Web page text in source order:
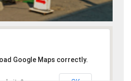
Google Maps correctly.